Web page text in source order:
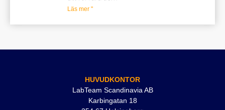
Läs mer "
HUVUDKONTOR
LabTeam Scandinavia AB
Karbingatan 18